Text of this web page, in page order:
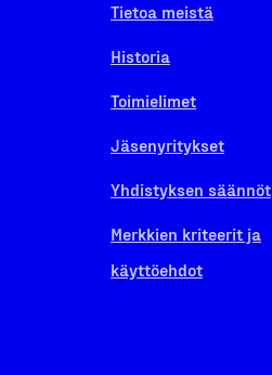
Tietoa meistä
Historia
Toimielimet
Jäsenyritykset
Yhdistyksen säännöt
Merkkien kriteerit ja
käyttöehdot